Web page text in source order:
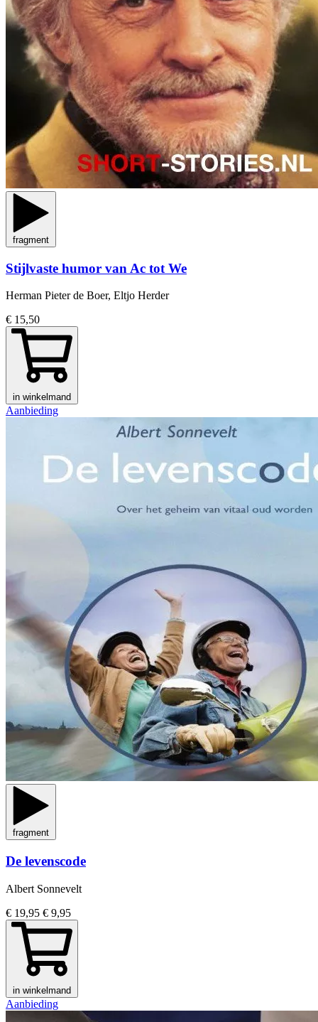
fragment
Stijlvaste humor van Ac tot We
Herman Pieter de Boer, Eltjo Herder
€ 15,50
in winkelmand
Aanbieding
fragment
De levenscode
Albert Sonnevelt
€ 19,95 € 9,95
in winkelmand
Aanbieding